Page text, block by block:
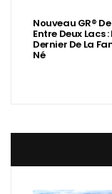
Nouveau GR®
Entre Deux Lacs :
Dernier De La
Né